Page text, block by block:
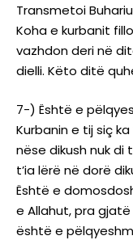
Transmetoi
Koha e kurbanit
vazhdon deri në
dielli. Këto ditë
7-) Është e
Kurbanin e tij siç
nëse dikush nuk di
t’ia lërë në dorë
Është e
e Allahut, pra
është e